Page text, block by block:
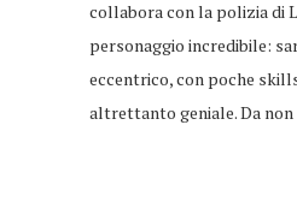
collabora con la polizia di
personaggio incredibile:
eccentrico, con poche
altrettanto geniale. Da non